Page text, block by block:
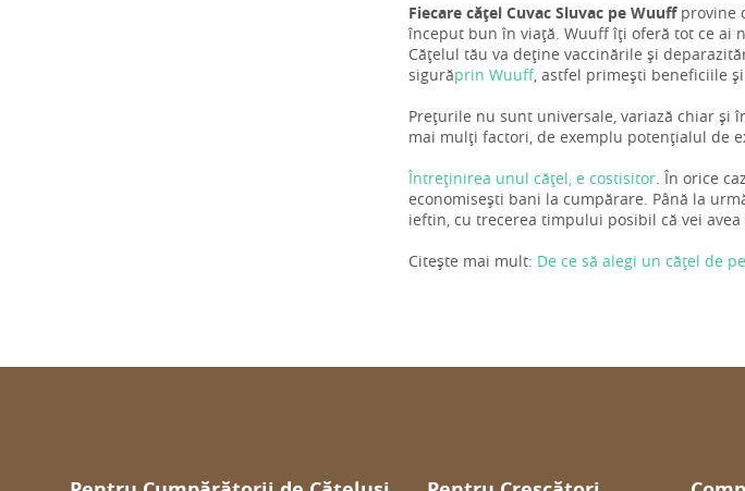
Fiecare cățel Cuvac Sluvac pe Wuuffprovine
început bun în viață. Wuuff îți oferă tot ce ai
Cățelul tău va deține vaccinările și
sigurăprin Wuuff, astfel primești beneficiile
Prețurile nu sunt universale, variază chiar și
mai mulți factori, de exemplu potențialul de
Întreținirea unul cățel, e costisitor. În orice
economisești bani la cumpărare. Până la
ieftin, cu trecerea timpului posibil că vei
Citește mai mult: De ce să alegi un cățel de